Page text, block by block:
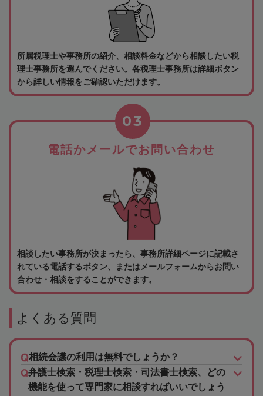
所属税理士や事務所の紹介、相談料金などから相談したい税
理士事務所を選んでください。各税理士事務所は詳細ボタン
から詳しい情報をご確認いただけます。
電話かメールでお問い合わせ
03
相談したい事務所が決まったら、事務所詳細ページに記載さ
れている電話するボタン、またはメールフォームからお問い
合わせ・相談をすることができます。
よくある質問
相続会議の利用は無料でしょうか？
弁護士検索・税理士検索・司法書士検索、どの
機能を使って専門家に相談すればいいでしょう